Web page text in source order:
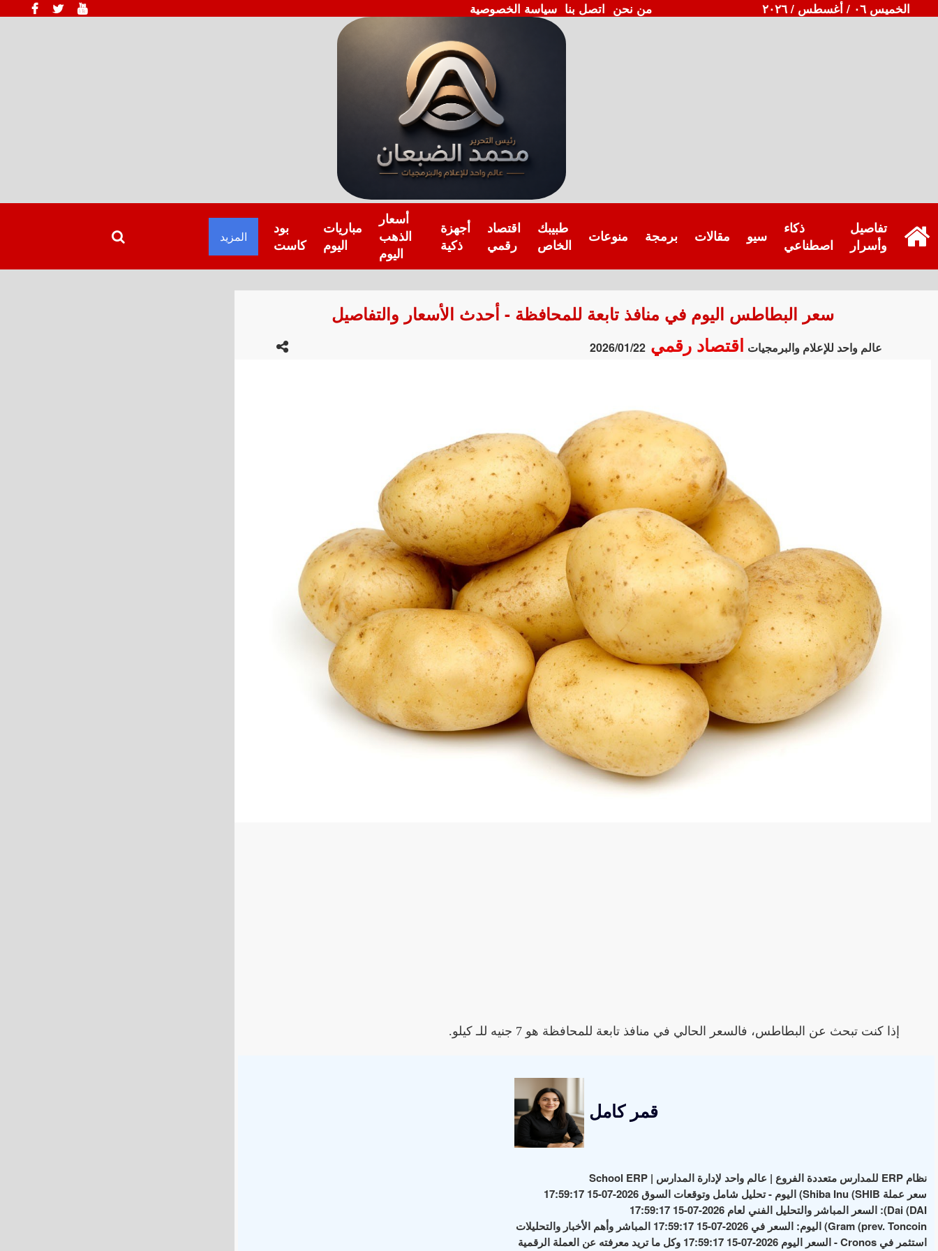
الخميس ٠٦ / أغسطس / ٢٠٢٦ من نحن اتصل بنا سياسة الخصوصية
المزيد
بود
كاست
مباريات
اليوم
أسعار
الذهب
اليوم
أجهزة
ذكية
اقتصاد
رقمي
طبيبك
الخاص
منوعات برمجة مقالات سيو
ذكاء
اصطناعي
تفاصيل
وأسرار
سعر البطاطس اليوم في منافذ تابعة للمحافظة - أحدث الأسعار والتفاصيل
عالم واحد للإعلام والبرمجيات اقتصاد رقمي 2026/01/22
إذا كنت تبحث عن البطاطس، فالسعر الحالي في منافذ تابعة للمحافظة هو 7 جنيه للـ كيلو.
قمر كامل
نظام ERP للمدارس متعددة الفروع | عالم واحد لإدارة المدارس | School ERP
سعر عملة Shiba Inu (SHIB) اليوم - تحليل شامل وتوقعات السوق 2026-07-15 17:59:17
Dai (DAI): السعر المباشر والتحليل الفني لعام 2026-07-15 17:59:17
Gram (prev. Toncoin) اليوم: السعر في 2026-07-15 17:59:17 المباشر وأهم الأخبار والتحليلات
استثمر في Cronos - السعر اليوم 2026-07-15 17:59:17 وكل ما تريد معرفته عن العملة الرقمية